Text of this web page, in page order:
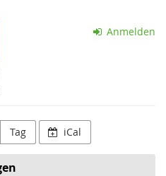
Anmelden
Tag iCal